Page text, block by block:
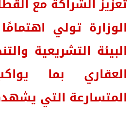
الوزارة تولي
البيئة التشريعية
العقاري بما
المتسارعة التي